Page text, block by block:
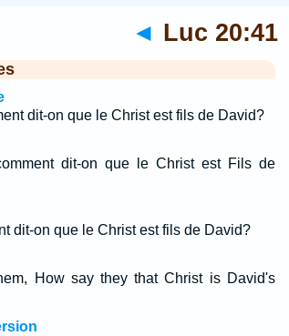
◄ Luc 20:41
dit-on que le Christ est fils de David?
dit-on que le Christ est Fils de
dit-on que le Christ est fils de David?
How say they that Christ is David's